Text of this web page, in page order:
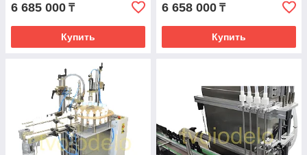
6 685 000 ₸
Купить
6 658 000 ₸
Купить